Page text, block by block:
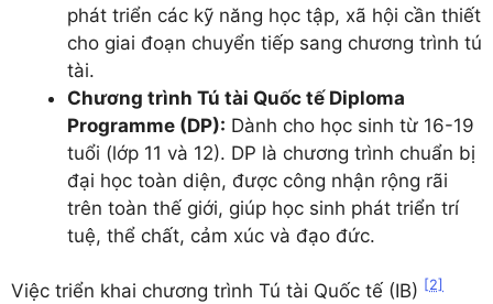
phát triển các kỹ năng học tập, xã hội cần thiết
cho giai đoạn chuyển tiếp sang chương trình tú
tài.
Chương trình Tú tài Quốc tế Diploma
Programme (DP): Dành cho học sinh từ 16-19
tuổi (lớp 11 và 12). DP là chương trình chuẩn bị
đại học toàn diện, được công nhận rộng rãi
trên toàn thế giới, giúp học sinh phát triển trí
tuệ, thể chất, cảm xúc và đạo đức.
Việc triển khai chương trình Tú tài Quốc tế (IB) [2]